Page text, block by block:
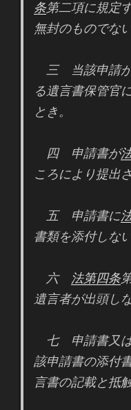
条第二項に規定
無封のものでな
三 当該申請
る遺言書保管官
とき。
四 申請書が
ころにより提出
五 申請書に
書類を添付しな
六 法第四条
遺言者が出頭し
七 申請書又は
該申請書の添付
言書の記載と抵